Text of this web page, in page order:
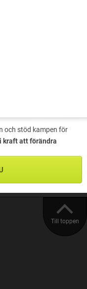
och stöd kampen för
kraft att förändra
Till toppen